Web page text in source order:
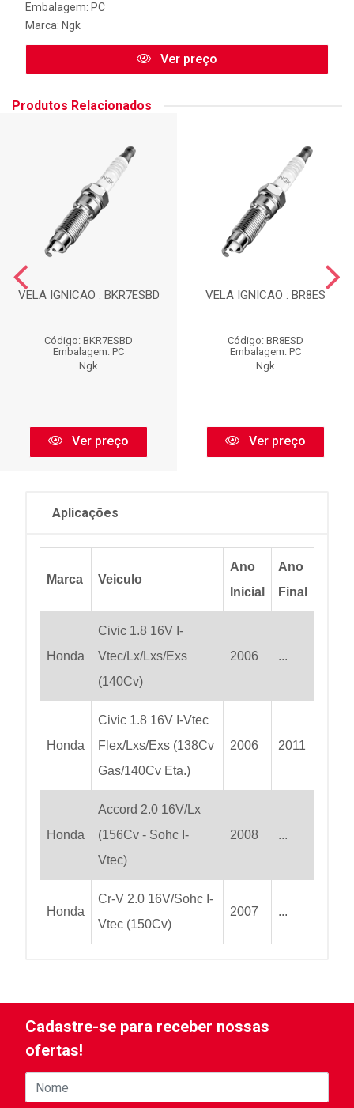
Embalagem: PC
Marca: Ngk
Ver preço
Produtos Relacionados
VELA IGNICAO : BKR7ESBD
Código: BKR7ESBD
Embalagem: PC
Ngk
Ver preço
VELA IGNICAO : BR8ES
Código: BR8ESD
Embalagem: PC
Ngk
Ver preço
Aplicações
Marca Veiculo
Ano
Inicial
Ano
Final
Honda
Civic 1.8 16V I-
Vtec/Lx/Lxs/Exs
(140Cv)
2006 ...
Honda
Civic 1.8 16V I-Vtec
Flex/Lxs/Exs (138Cv
Gas/140Cv Eta.)
2006 2011
Honda
Accord 2.0 16V/Lx
(156Cv - Sohc I-
Vtec)
2008 ...
Honda
Cr-V 2.0 16V/Sohc I-
Vtec (150Cv)
2007 ...
Cadastre-se para receber nossas
ofertas!